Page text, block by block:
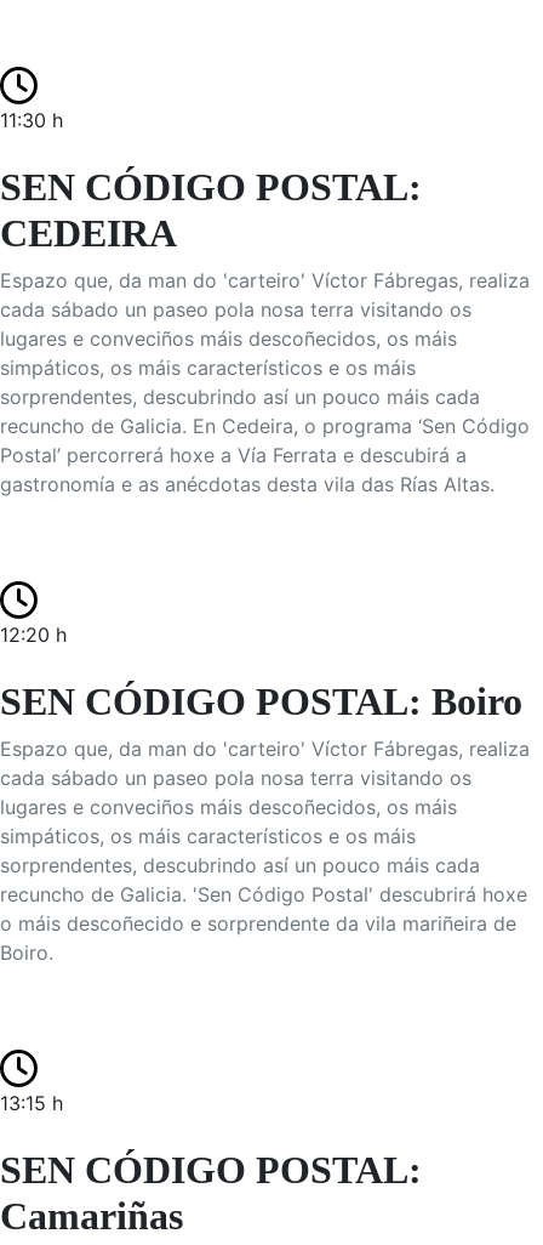
11:30 h
SEN CÓDIGO POSTAL:
CEDEIRA
Espazo que, da man do 'carteiro' Víctor Fábregas, realiza
cada sábado un paseo pola nosa terra visitando os
lugares e conveciños máis descoñecidos, os máis
simpáticos, os máis característicos e os máis
sorprendentes, descubrindo así un pouco máis cada
recuncho de Galicia. En Cedeira, o programa ‘Sen Código
Postal’ percorrerá hoxe a Vía Ferrata e descubirá a
gastronomía e as anécdotas desta vila das Rías Altas.
12:20 h
SEN CÓDIGO POSTAL: Boiro
Espazo que, da man do 'carteiro' Víctor Fábregas, realiza
cada sábado un paseo pola nosa terra visitando os
lugares e conveciños máis descoñecidos, os máis
simpáticos, os máis característicos e os máis
sorprendentes, descubrindo así un pouco máis cada
recuncho de Galicia. 'Sen Código Postal' descubrirá hoxe
o máis descoñecido e sorprendente da vila mariñeira de
Boiro.
13:15 h
SEN CÓDIGO POSTAL:
Camariñas